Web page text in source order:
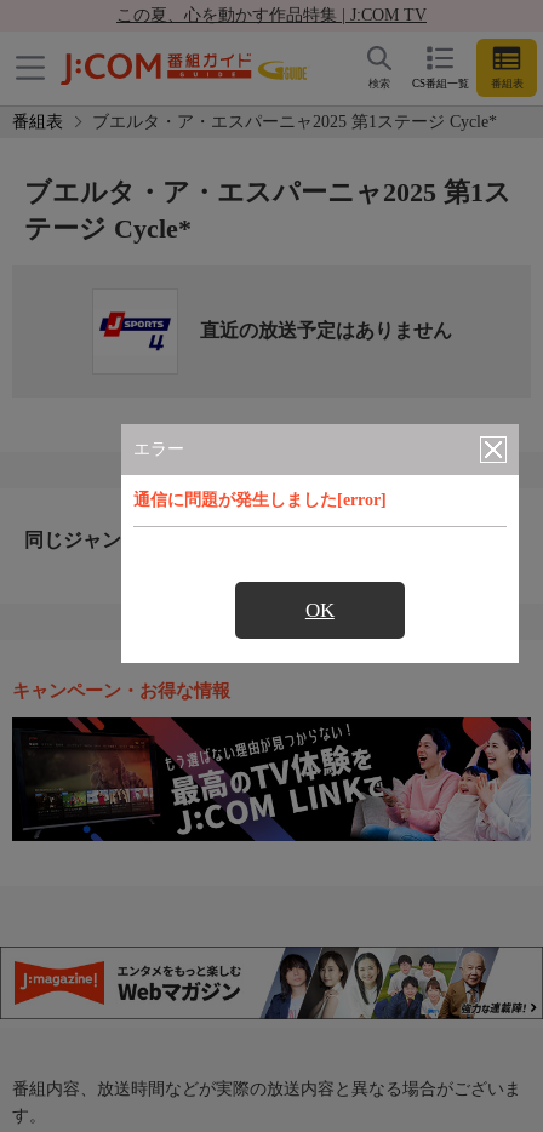
この夏、心を動かす作品特集 | J:COM TV
CS番組一覧 番組表
検索
番組表 ブエルタ・ア・エスパーニャ2025 第1ステージ Cycle*
エラー
通信に問題が発生しました[error]
OK
ブエルタ・ア・エスパーニャ2025 第1ス
テージ Cycle*
直近の放送予定はありません
同じジャンルのおすすめ番組
キャンペーン・お得な情報
番組内容、放送時間などが実際の放送内容と異なる場合がございま
す。